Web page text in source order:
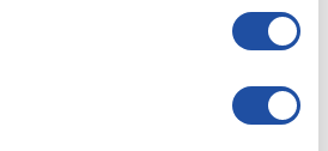
PÅ KANTEN – “BARNDOMSDRÖM